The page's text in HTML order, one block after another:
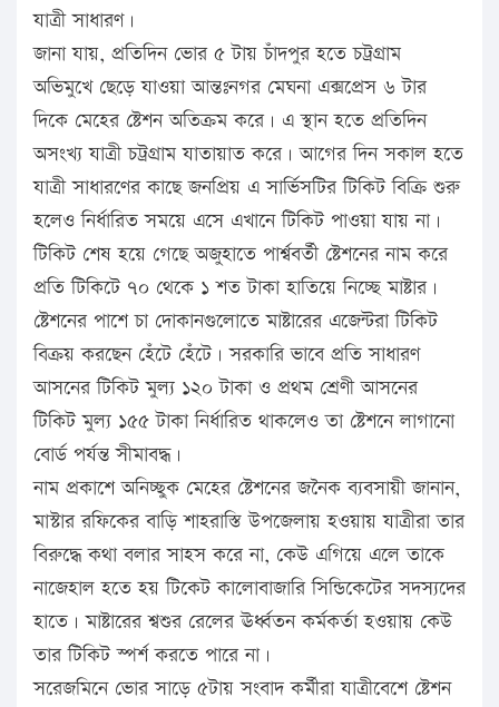
যাত্রী সাধারণ।
জানা যায়, প্রতিদিন ভোর ৫ টায় চাঁদপুর হতে চট্রগ্রাম
অভিমুখে ছেড়ে যাওয়া আন্তঃনগর মেঘনা এক্সপ্রেস ৬ টার
দিকে মেহের ষ্টেশন অতিক্রম করে। এ স্থান হতে প্রতিদিন
অসংখ্য যাত্রী চট্রগ্রাম যাতায়াত করে। আগের দিন সকাল হতে
যাত্রী সাধারণের কাছে জনপ্রিয় এ সার্ভিসটির টিকিট বিক্রি শুরু
হলেও নির্ধারিত সময়ে এসে এখানে টিকিট পাওয়া যায় না।
টিকিট শেষ হয়ে গেছে অজুহাতে পার্শ্ববর্তী ষ্টেশনের নাম করে
প্রতি টিকিটে ৭০ থেকে ১ শত টাকা হাতিয়ে নিচ্ছে মাষ্টার।
ষ্টেশনের পাশে চা দোকানগুলোতে মাষ্টারের এজেন্টরা টিকিট
বিক্রয় করছেন হেঁটে হেঁটে। সরকারি ভাবে প্রতি সাধারণ
আসনের টিকিট মুল্য ১২০ টাকা ও প্রথম শ্রেণী আসনের
টিকিট মুল্য ১৫৫ টাকা নির্ধারিত থাকলেও তা ষ্টেশনে লাগানো
বোর্ড পর্যন্ত সীমাবদ্ধ।
নাম প্রকাশে অনিচ্ছুক মেহের ষ্টেশনের জনৈক ব্যবসায়ী জানান,
মাস্টার রফিকের বাড়ি শাহরাস্তি উপজেলায় হওয়ায় যাত্রীরা তার
বিরুদ্ধে কথা বলার সাহস করে না, কেউ এগিয়ে এলে তাকে
নাজেহাল হতে হয় টিকেট কালোবাজারি সিন্ডিকেটের সদস্যদের
হাতে। মাষ্টারের শ্বশুর রেলের ঊর্ধ্বতন কর্মকর্তা হওয়ায় কেউ
তার টিকিট স্পর্শ করতে পারে না।
সরেজমিনে ভোর সাড়ে ৫টায় সংবাদ কর্মীরা যাত্রীবেশে ষ্টেশন